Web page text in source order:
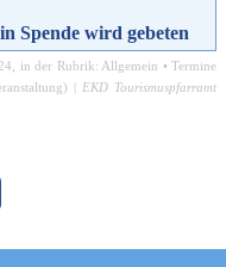
Spende wird gebeten
, in der Rubrik: Allgemein •Termine
) | EKD Tourismuspfarramt